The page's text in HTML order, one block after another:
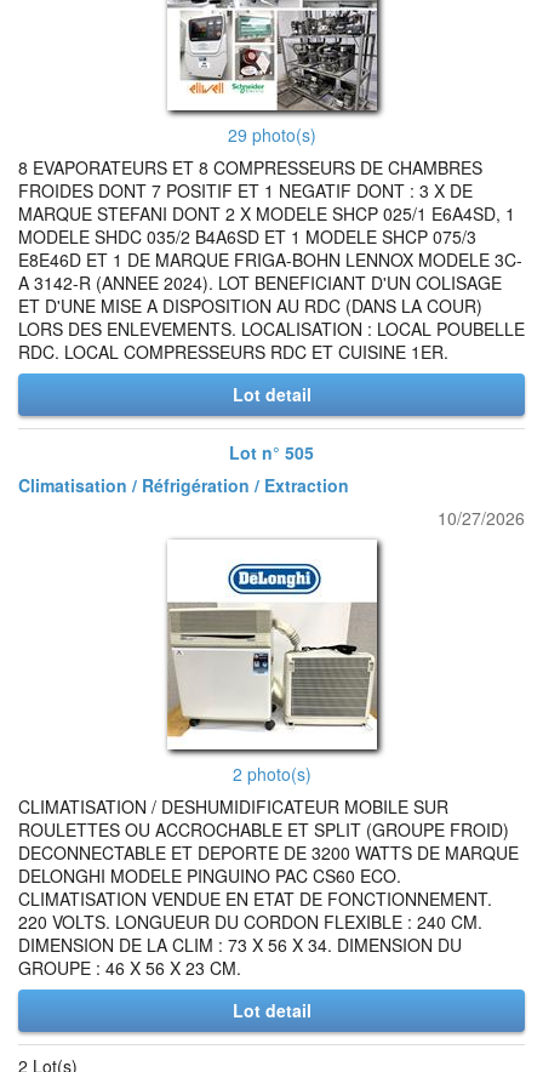
29 photo(s)
8 EVAPORATEURS ET 8 COMPRESSEURS DE CHAMBRES
FROIDES DONT 7 POSITIF ET 1 NEGATIF DONT : 3 X DE
MARQUE STEFANI DONT 2 X MODELE SHCP 025/1 E6A4SD, 1
MODELE SHDC 035/2 B4A6SD ET 1 MODELE SHCP 075/3
E8E46D ET 1 DE MARQUE FRIGA-BOHN LENNOX MODELE 3C-
A 3142-R (ANNEE 2024). LOT BENEFICIANT D'UN COLISAGE
ET D'UNE MISE A DISPOSITION AU RDC (DANS LA COUR)
LORS DES ENLEVEMENTS. LOCALISATION : LOCAL POUBELLE
RDC. LOCAL COMPRESSEURS RDC ET CUISINE 1ER.
Lot detail
Lot n° 505
Climatisation / Réfrigération / Extraction
10/27/2026
2 photo(s)
CLIMATISATION / DESHUMIDIFICATEUR MOBILE SUR
ROULETTES OU ACCROCHABLE ET SPLIT (GROUPE FROID)
DECONNECTABLE ET DEPORTE DE 3200 WATTS DE MARQUE
DELONGHI MODELE PINGUINO PAC CS60 ECO.
CLIMATISATION VENDUE EN ETAT DE FONCTIONNEMENT.
220 VOLTS. LONGUEUR DU CORDON FLEXIBLE : 240 CM.
DIMENSION DE LA CLIM : 73 X 56 X 34. DIMENSION DU
GROUPE : 46 X 56 X 23 CM.
Lot detail
2 Lot(s)